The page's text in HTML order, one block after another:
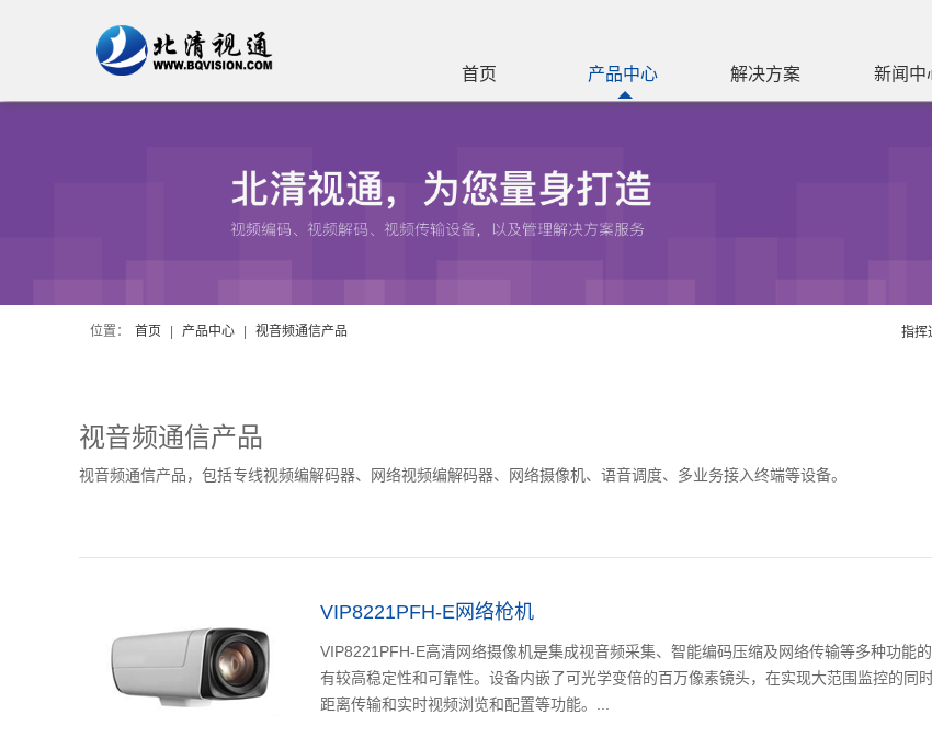
首页 产品中心 解决方案 新闻中
位置： 首页 产品中心 视音频通信产品 指挥
视音频通信产品
视音频通信产品，包括专线视频编解码器、网络视频编解码器、网络摄像机、语音调度、多业务接入终端等设备。
VIP8221PFH-E网络枪机
VIP8221PFH-E高清网络摄像机是集成视音频采集、智能编码压缩及网络传输等多种功能
有较高稳定性和可靠性。设备内嵌了可光学变倍的百万像素镜头，在实现大范围监控的同
距离传输和实时视频浏览和配置等功能。...